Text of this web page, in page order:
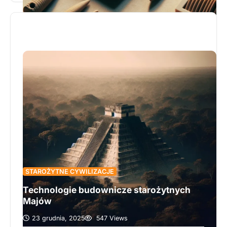
Autor przedstawia kluczowe wynalazki tej
administracji i organizacji życia społecznego.
Szczególne miejsce zajmuje opis pisma
klinowego — pierwszego systemu zapisu w
historii — oraz wyjaśnienie, jak rolnictwo i
kontrola nad wodą umożliwiły tworzenie stałych
osiedli i rozkwit handlu. To fascynująca podróż do
początków cywilizacji, która z pewnością
zainteresuje każdego miłośnika historii i techniki
— koniecznie przeczytaj całość!
STAROŻYTNE CYWILIZACJE
Technologie budownicze starożytnych
Majów
23 grudnia, 2025 547 Views